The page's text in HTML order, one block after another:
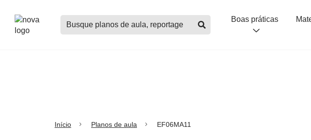
Buscar
planos
Boas práticas
Início Planos de aula EF06MA11